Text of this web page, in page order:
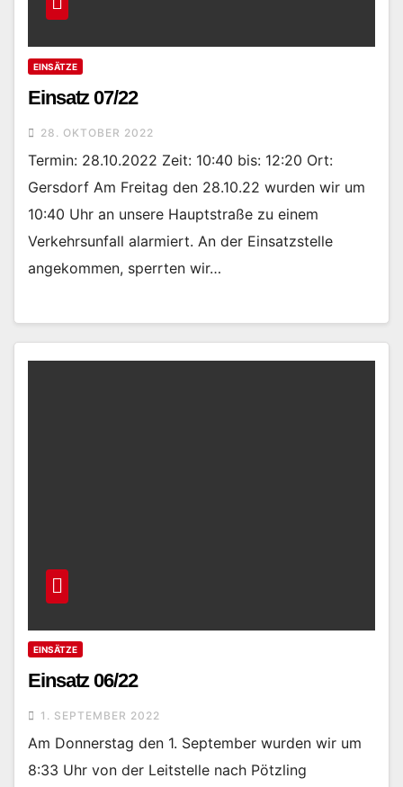
EINSÄTZE
Einsatz 07/22
28. OKTOBER 2022
Termin: 28.10.2022 Zeit: 10:40 bis: 12:20 Ort:
Gersdorf Am Freitag den 28.10.22 wurden wir um
10:40 Uhr an unsere Hauptstraße zu einem
Verkehrsunfall alarmiert. An der Einsatzstelle
angekommen, sperrten wir…
EINSÄTZE
Einsatz 06/22
1. SEPTEMBER 2022
Am Donnerstag den 1. September wurden wir um
8:33 Uhr von der Leitstelle nach Pötzling